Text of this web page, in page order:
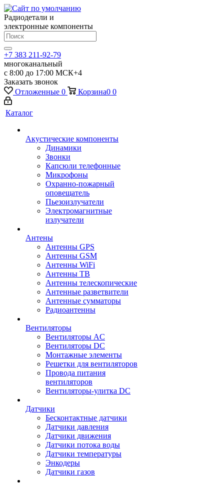
Радиодетали и
электронные компоненты
+7 383 211-92-79
многоканальный
с 8:00 до 17:00 МСК+4
Заказать звонок
Отложенные 0 Корзина0 0
Каталог
Акустические компоненты
Динамики
Звонки
Капсюли телефонные
Микрофоны
Охранно-пожарный
оповещатель
Пьезоизлучатели
Электромагнитные
излучатели
Антены
Антенны GPS
Антенны GSM
Антенны WiFi
Антенны ТВ
Антенны телескопические
Антенные разветвители
Антенные сумматоры
Радиоантенны
Вентиляторы
Вентиляторы AC
Вентиляторы DC
Монтажные элементы
Решетки для вентиляторов
Провода питания
вентиляторов
Вентиляторы-улитка DC
Датчики
Бесконтактные датчики
Датчики давления
Датчики движения
Датчики потока воды
Датчики температуры
Энкодеры
Датчики газов